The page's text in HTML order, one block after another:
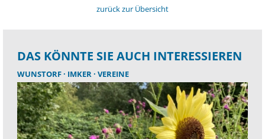
zurück zur Übersicht
DAS KÖNNTE SIE AUCH INTERESSIEREN
WUNSTORF IMKER VEREINE